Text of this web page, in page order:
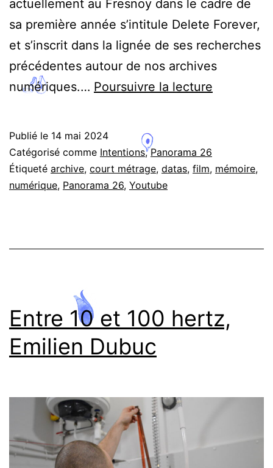
actuellement au Fresnoy dans le cadre de
sa première année s’intitule Delete Forever,
et s’inscrit dans la lignée de ses recherches
précédentes autour de nos archives
numériques.… Poursuivre la lecture
–
Publié le 14 mai 2024
Catégorisé comme Intentions,Panorama 26
Étiqueté archive, court métrage, datas, film, mémoire,
numérique, Panorama 26, Youtube
Entre 10 et 100 hertz,
Emilien Dubuc